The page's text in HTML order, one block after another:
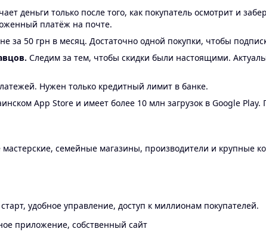
деньги только после того, как покупатель осмотрит и
платёж на почте.
за 50 грн в месяц. Достаточно одной покупки, чтобы
Следим за тем, чтобы скидки были настоящими.
Нужен только кредитный лимит в банке.
App Store и имеет более 10 млн загрузок в Google Play.
семейные магазины, производители и крупные
удобное управление, доступ к миллионам покупателей.
приложение, собственный сайт